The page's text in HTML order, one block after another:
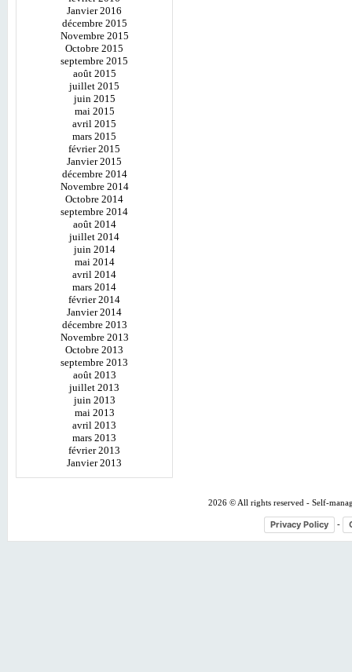
Janvier 2016
décembre 2015
Novembre 2015
Octobre 2015
septembre 2015
août 2015
juillet 2015
juin 2015
mai 2015
avril 2015
mars 2015
février 2015
Janvier 2015
décembre 2014
Novembre 2014
Octobre 2014
septembre 2014
août 2014
juillet 2014
juin 2014
mai 2014
avril 2014
mars 2014
février 2014
Janvier 2014
décembre 2013
Novembre 2013
Octobre 2013
septembre 2013
août 2013
juillet 2013
juin 2013
mai 2013
avril 2013
mars 2013
février 2013
Janvier 2013
2026 © All rights reserved - Self-
Privacy Policy -